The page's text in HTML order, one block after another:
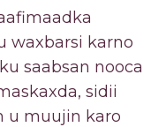
waxbarsi karno
saabsan nooca
sidii
u muujin karo